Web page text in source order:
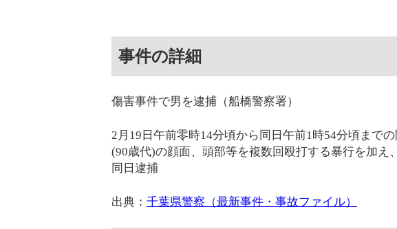
事件の詳細
傷害事件で男を逮捕（船橋警察署）
2月19日午前零時14分頃から同日午前1時54分頃まで
(90歳代)の顔面、頭部等を複数回殴打する暴行を加え
同日逮捕
出典： 千葉県警察（最新事件・事故ファイル）